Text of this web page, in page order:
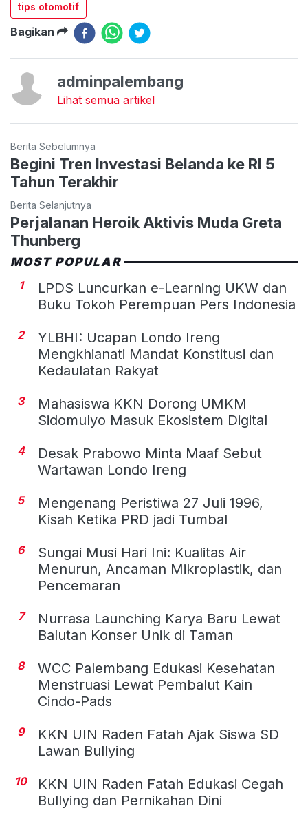
tips otomotif
Bagikan
adminpalembang
Lihat semua artikel
Berita Sebelumnya
Begini Tren Investasi Belanda ke RI 5
Tahun Terakhir
Berita Selanjutnya
Perjalanan Heroik Aktivis Muda Greta
Thunberg
MOST POPULAR
1
LPDS Luncurkan e-Learning UKW dan
Buku Tokoh Perempuan Pers Indonesia
2
YLBHI: Ucapan Londo Ireng
Mengkhianati Mandat Konstitusi dan
Kedaulatan Rakyat
3
Mahasiswa KKN Dorong UMKM
Sidomulyo Masuk Ekosistem Digital
4
Desak Prabowo Minta Maaf Sebut
Wartawan Londo Ireng
5
Mengenang Peristiwa 27 Juli 1996,
Kisah Ketika PRD jadi Tumbal
6
Sungai Musi Hari Ini: Kualitas Air
Menurun, Ancaman Mikroplastik, dan
Pencemaran
7
Nurrasa Launching Karya Baru Lewat
Balutan Konser Unik di Taman
8
WCC Palembang Edukasi Kesehatan
Menstruasi Lewat Pembalut Kain
Cindo-Pads
9
KKN UIN Raden Fatah Ajak Siswa SD
Lawan Bullying
10
KKN UIN Raden Fatah Edukasi Cegah
Bullying dan Pernikahan Dini